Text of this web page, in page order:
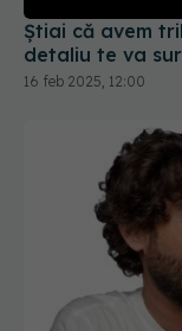
Știai că avem
detaliu te va
16 feb 2025, 12:00